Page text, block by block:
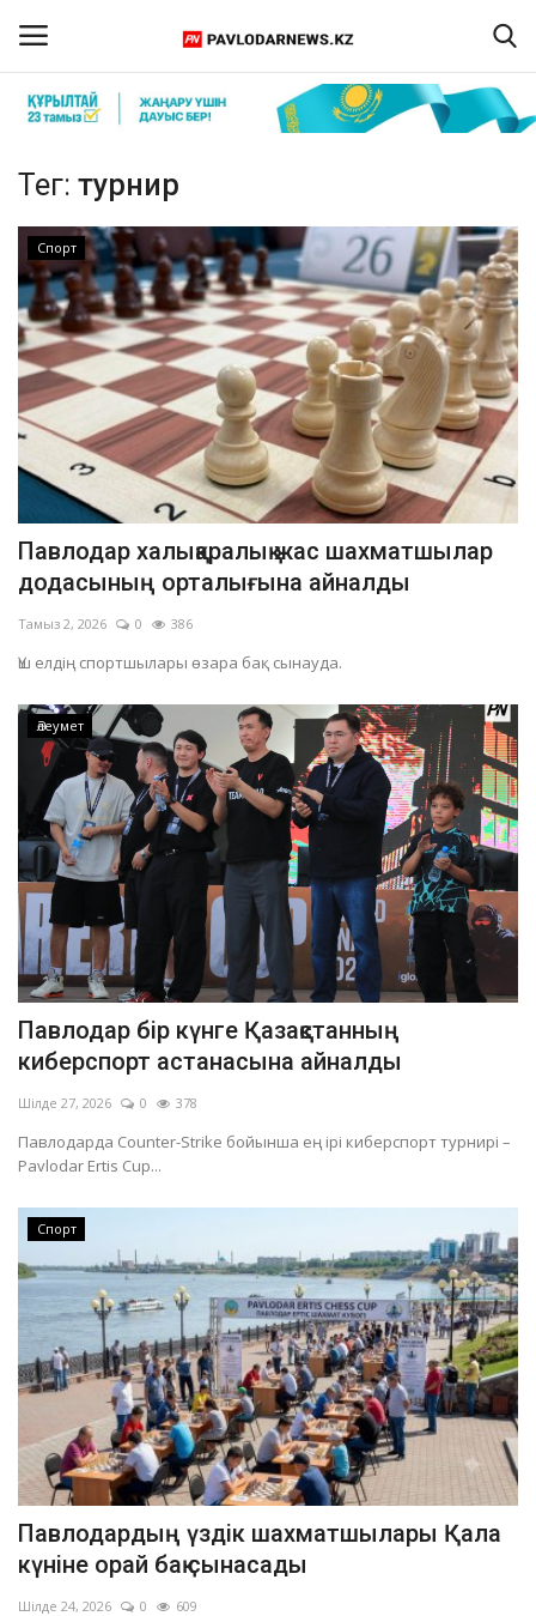
Тіркелу
Бізбен байланыс
ПАВЛОДАР ОБЛЫСЫ
ҚАЗАҚСТАН
ӘЛЕМ
Спорт
ОЙЫН-САУЫҚ
OFFICIAL
Құрылтай
Тілді тандаңыз
Қазақша Русский
Тег: турнир
Спорт
Павлодар халықаралық жас шахматшылар
додасының орталығына айналды
Тамыз 2, 2026 0 386
Үш елдің спортшылары өзара бақ сынауда.
Әлеумет
Павлодар бір күнге Қазақстанның
киберспорт астанасына айналды
Шілде 27, 2026 0 378
Павлодарда Counter-Strike бойынша ең ірі киберспорт турнирі –
Pavlodar Ertis Cup...
Спорт
Павлодардың үздік шахматшылары Қала
күніне орай бақ сынасады
Шілде 24, 2026 0 609